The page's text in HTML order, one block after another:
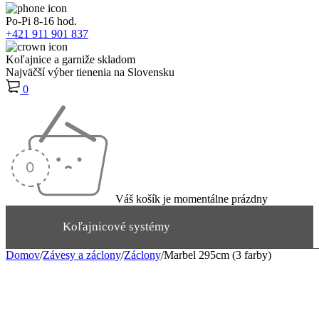
Po-Pi 8-16 hod.
+421 911 901 837
Koľajnice a garniže skladom
Najväčší výber tienenia na Slovensku
0
Váš košík je momentálne prázdny
Koľajnicové systémy
Domov/Závesy a záclony/Záclony/Marbel 295cm (3 farby)